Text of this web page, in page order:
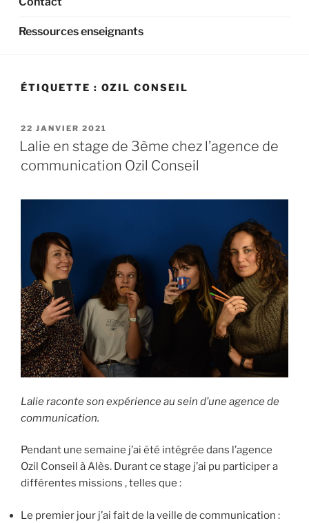
Ressources enseignants
ÉTIQUETTE : OZIL CONSEIL
PUBLIÉ
LE
22 JANVIER 2021
Lalie en stage de 3ème chez l’agence de
communication Ozil Conseil
Lalie raconte son expérience au sein d’une agence de
communication.
Pendant une semaine j’ai été intégrée dans l’agence
Ozil Conseil à Alès. Durant ce stage j’ai pu participer a
différentes missions , telles que :
Le premier jour j’ai fait de la veille de communication :